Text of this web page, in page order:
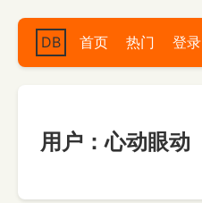
DB 首页 热门 登录
用户：心动眼动